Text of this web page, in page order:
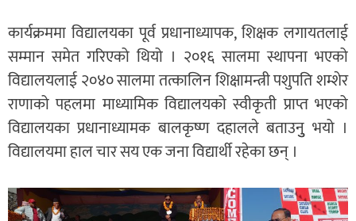
कार्यक्रममा विद्यालयका पूर्व प्रधानाध्यापक, शिक्षक लगायतलाई
सम्मान समेत गरिएको थियो । २०१६ सालमा स्थापना भएको
विद्यालयलाई २०४० सालमा तत्कालिन शिक्षामन्त्री पशुपति शम्शेर
राणाको पहलमा माध्यामिक विद्यालयको स्वीकृती प्राप्त भएको
विद्यालयका प्रधानाध्यामक बालकृष्ण दहालले बताउनुु भयो ।
विद्यालयमा हाल चार सय एक जना विद्यार्थी रहेका छन् ।